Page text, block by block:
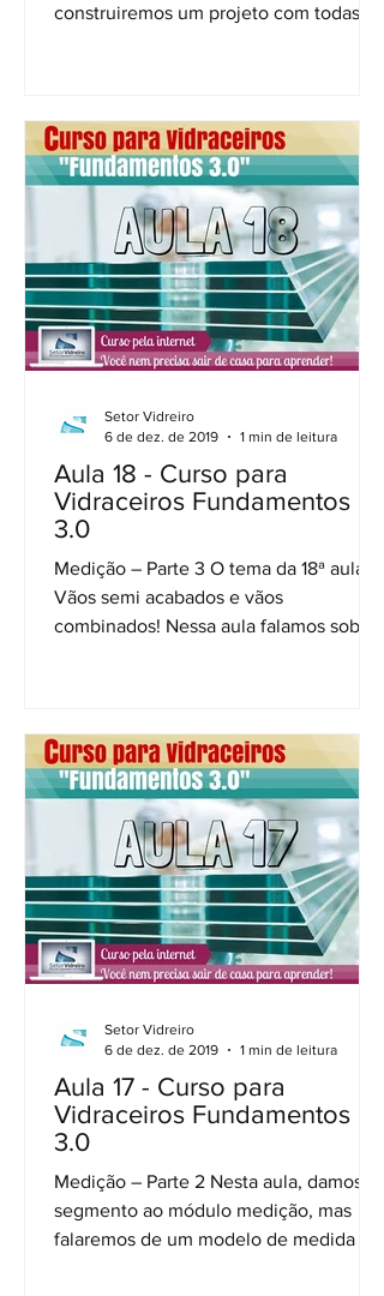
construiremos um projeto com todas
Aula 18 - Curso para
Vidraceiros Fundamentos
3.0
Medição – Parte 3 O tema da 18ª aula é:
Vãos semi acabados e vãos
combinados! Nessa aula falamos sobre
Setor Vidreiro
6 de dez. de 2019
1 min de leitura
Aula 17 - Curso para
Vidraceiros Fundamentos
3.0
Medição – Parte 2 Nesta aula, damos
segmento ao módulo medição, mas
falaremos de um modelo de medida de
Setor Vidreiro
6 de dez. de 2019
1 min de leitura